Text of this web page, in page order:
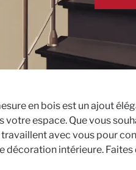
en bois est un ajout
espace. Que vous
avec vous pour
intérieure.